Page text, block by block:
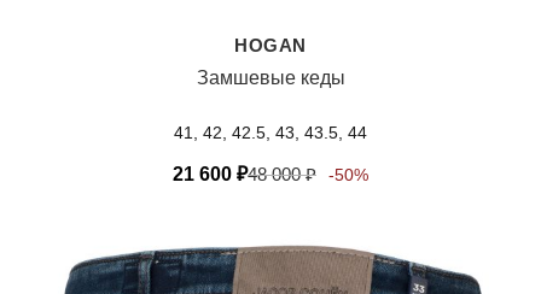
HOGAN
Замшевые кеды
41, 42, 42.5, 43, 43.5, 44
21 600 ₽48 000₽ -50%